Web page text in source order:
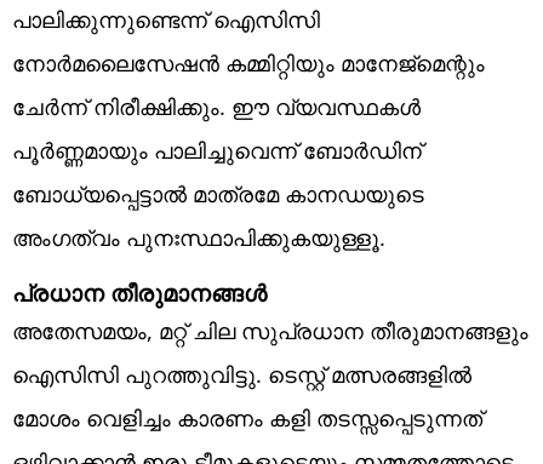
പാലിക്കുന്നുണ്ടെന്ന് ഐസിസി
നോർമലൈസേഷൻ കമ്മിറ്റിയും മാനേജ്‌മെന്റും
ചേർന്ന് നിരീക്ഷിക്കും. ഈ വ്യവസ്ഥകൾ
പൂർണ്ണമായും പാലിച്ചുവെന്ന് ബോർഡിന്
ബോധ്യപ്പെട്ടാൽ മാത്രമേ കാനഡയുടെ
അംഗത്വം പുനഃസ്ഥാപിക്കുകയുള്ളൂ.
പ്രധാന തീരുമാനങ്ങള്‍
അതേസമയം, മറ്റ് ചില സുപ്രധാന തീരുമാനങ്ങളും
ഐസിസി പുറത്തുവിട്ടു. ടെസ്റ്റ് മത്സരങ്ങളില്‍
മോശം വെളിച്ചം കാരണം കളി തടസ്സപ്പെടുന്നത്